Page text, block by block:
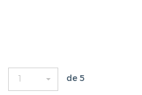
1 de 5